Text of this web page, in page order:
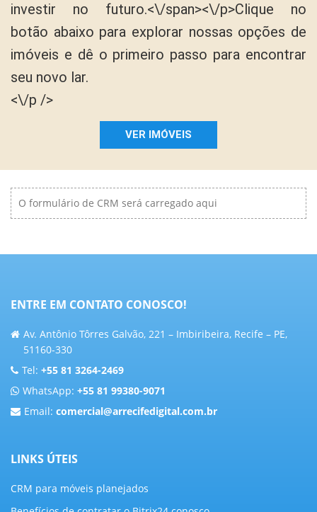
investir no futuro.<\/span><\/p>Clique no
botão abaixo para explorar nossas opções de
imóveis e dê o primeiro passo para encontrar
seu novo lar.
<\/p />
VER IMÓVEIS
O formulário de CRM será carregado aqui
ENTRE EM CONTATO CONOSCO!
Av. Antônio Tôrres Galvão, 221 – Imbiribeira, Recife – PE,
51160-330
Tel: +55 81 3264-2469
WhatsApp: +55 81 99380-9071
Email: comercial@arrecifedigital.com.br
LINKS ÚTEIS
CRM para móveis planejados